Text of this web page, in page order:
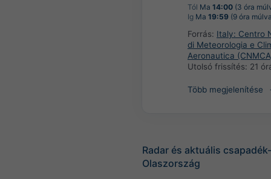
Tól Ma 14:00 (3 óra
Ig Ma 19:59 (9 óra
Forrás: Italy: Centro
di Meteorologia e
Aeronautica
Utolsó frissítés: 21
Több megjelenítése
Radar és aktuális
Olaszország